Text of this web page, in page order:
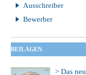
Ausschreiber
Bewerber
BEILAGEN
> Das